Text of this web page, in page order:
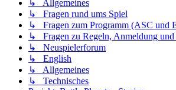
↳ Allgemeines
↳ Fragen rund ums Spiel
↳ Fragen zum Programm (ASC und
↳ Fragen zu Regeln, Anmeldung und
↳ Neuspielerforum
↳ English
↳ Allgemeines
↳ Technisches